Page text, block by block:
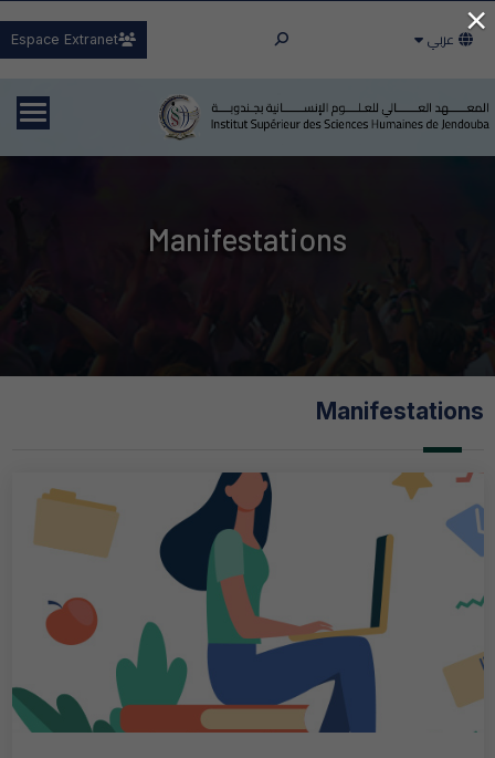
عربي Espace Extranet
Manifestations
Manifestations
×